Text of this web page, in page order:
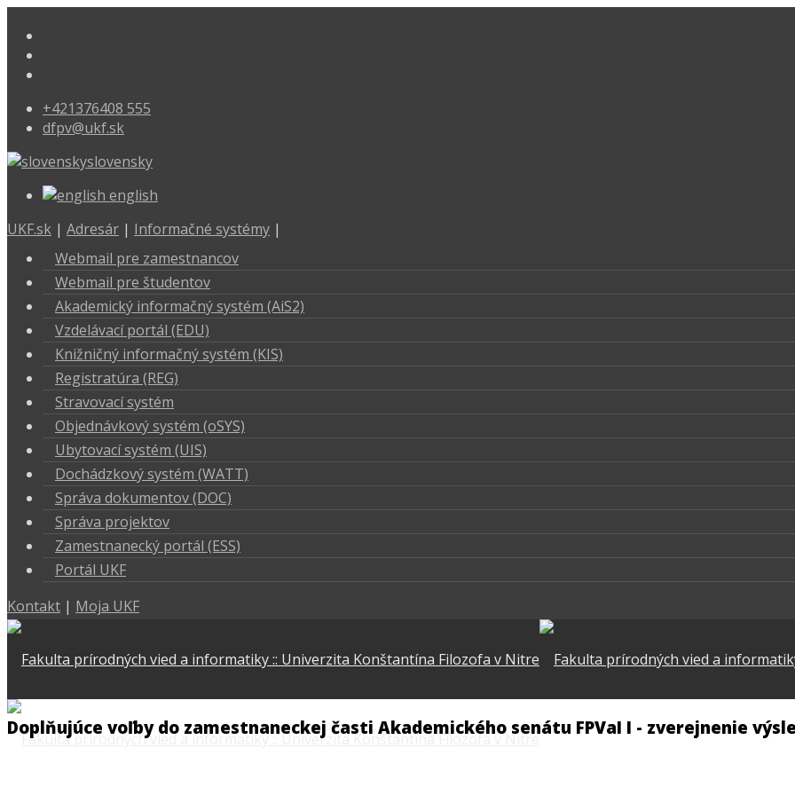
+421376408 555
dfpv@ukf.sk
slovensky
english
UKF.sk | Adresár | Informačné systémy |
Webmail pre zamestnancov
Webmail pre študentov
Akademický informačný systém (AiS2)
Vzdelávací portál (EDU)
Knižničný informačný systém (KIS)
Registratúra (REG)
Stravovací systém
Objednávkový systém (oSYS)
Ubytovací systém (UIS)
Dochádzkový systém (WATT)
Správa dokumentov (DOC)
Správa projektov
Zamestnanecký portál (ESS)
Portál UKF
Kontakt | Moja UKF
Doplňujúce voľby do zamestnaneckej časti Akademického senátu FPVaI I - zverejnenie